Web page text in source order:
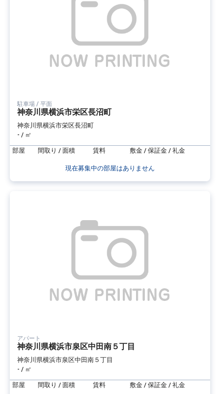
駐車場 / 平面
神奈川県横浜市栄区長沼町
神奈川県横浜市栄区長沼町
- / ㎡
部屋 間取り / 面積 賃料 敷金 / 保証金 / 礼金
現在募集中の部屋はありません
アパート
神奈川県横浜市泉区中田南５丁目
神奈川県横浜市泉区中田南５丁目
- / ㎡
部屋 間取り / 面積 賃料 敷金 / 保証金 / 礼金